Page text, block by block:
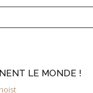
LE MONDE !